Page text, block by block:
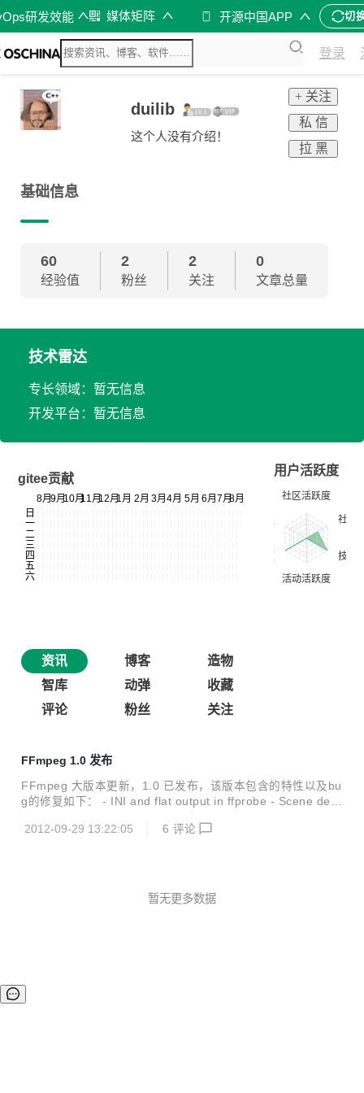
研发效能 媒体矩阵 开源中国APP 切
登录
duilib
这个人没有介绍！
+ 关注
私 信
拉 黑
基础信息
60
经验值
2
粉丝
2
关注
0
文章总量
技术雷达
专长领域：暂无信息
开发平台：暂无信息
gitee贡献
用户活跃度
资讯 博客
造物
智库
动弹
收藏
评论
粉丝 关注
FFmpeg 1.0 发布
FFmpeg 大版本更新，1.0 已发布，该版本包含的特性以及bu
g的修复如下： - INI and flat output in ffprobe - Scene dete
io filter - setnsamples audio filter - atempo filter - ffprobe -
2012-09-29 13:22:05 6 评论
暂无更多数据